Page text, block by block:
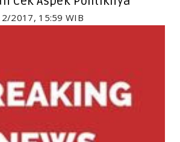
2017, 15:59 WIB